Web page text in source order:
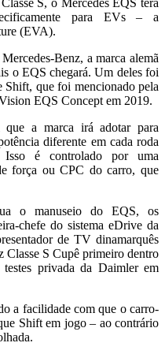
para EVs – a
(EVA).
Benz, a marca alemã
o EQS chegará. Um deles foi
Shift, que foi mencionado pela
EQS Concept em 2019.
a marca irá adotar para
diferente em cada roda
Isso é controlado por uma
força ou CPC do carro, que
o manuseio do EQS, os
chefe do sistema eDrive da
de TV dinamarquês
Classe S Cupê primeiro dentro
privada da Daimler em
a facilidade com que o carro-
Shift em jogo – ao contrário